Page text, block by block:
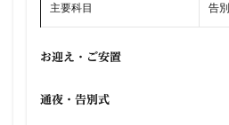
主要科目 告
お迎え・ご安置
通夜・告別式